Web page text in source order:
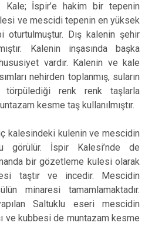
Kale; İspir’e hakim bir tepenin
ve mescidi tepenin en yüksek
oturtulmuştur. Dış kalenin şehir
Kalenin inşasında başka
vardır. Kalenin ve kale
nehirden toplanmış, suların
törpülediği renk renk taşlarla
kesme taş kullanılmıştır.
kalesindeki kulenin ve mescidin
görülür. İspir Kalesi’nde de
bir gözetleme kulesi olarak
taştır ve incedir. Mescidin
minaresi tamamlamaktadır.
Saltuklu eseri mescidin
ve kubbesi de muntazam kesme